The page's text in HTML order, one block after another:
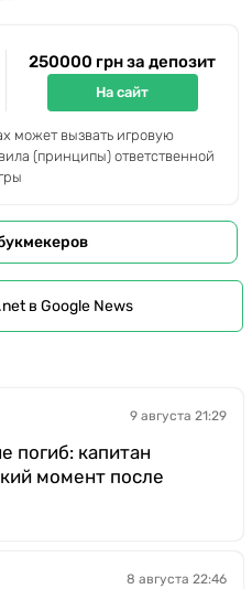
250000 грн за депозит
На сайт
может вызвать игровую
(принципы) ответственной
в Google News
9 августа 21:29
погиб: капитан
момент после
8 августа 22:46